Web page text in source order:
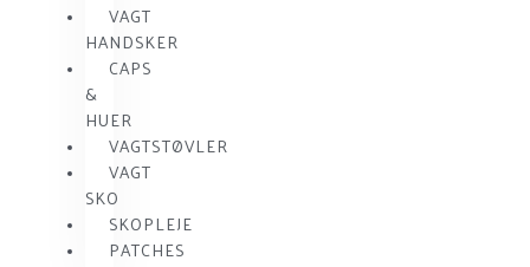
VAGT
HANDSKER
CAPS
&
HUER
VAGTSTØVLER
VAGT
SKO
SKOPLEJE
PATCHES